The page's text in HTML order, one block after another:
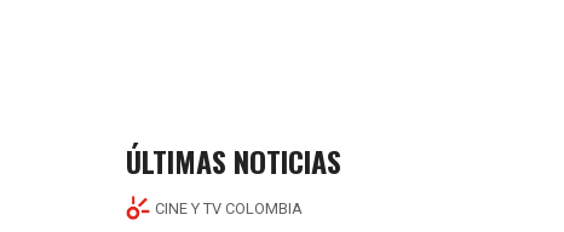
ÚLTIMAS NOTICIAS
CINE Y TV COLOMBIA